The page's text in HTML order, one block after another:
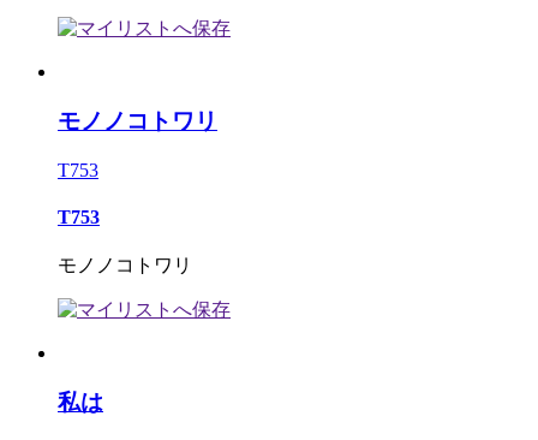
モノノコトワリ
T753
T753
モノノコトワリ
私は